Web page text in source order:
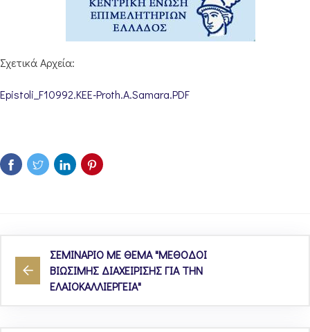
Σχετικά Αρχεία:
Epistoli_F10992.KEE-Proth.A.Samara.PDF
ΣΕΜΙΝΑΡΙΟ ΜΕ ΘΕΜΑ "ΜΕΘΟΔΟΙ
ΒΙΩΣΙΜΗΣ ΔΙΑΧΕΙΡΙΣΗΣ ΓΙΑ ΤΗΝ
ΕΛΑΙΟΚΑΛΛΙΕΡΓΕΙΑ"